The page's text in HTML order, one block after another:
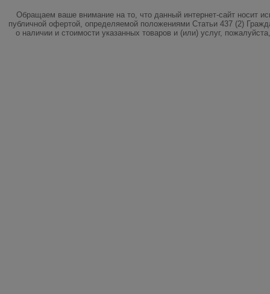
Обращаем ваше внимание на то, что данный интернет-сайт носит
публичной офертой, определяемой положениями Статьи 437 (2)
о наличии и стоимости указанных товаров и (или) услуг,